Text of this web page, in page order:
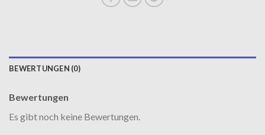
BEWERTUNGEN (0)
Bewertungen
Es gibt noch keine Bewertungen.